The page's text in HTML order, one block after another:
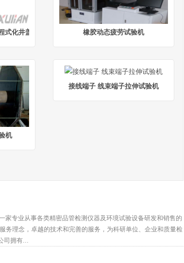
化井盖疲劳试验机 橡胶动态疲劳试验机
机
接线端子 线束端子拉伸试验机
家专业从事各类精密品管检测仪器及环境试验设备研发和销售的
务理念，卓越的技术和完善的服务，为科研单位、企业和质量检
司拥有...